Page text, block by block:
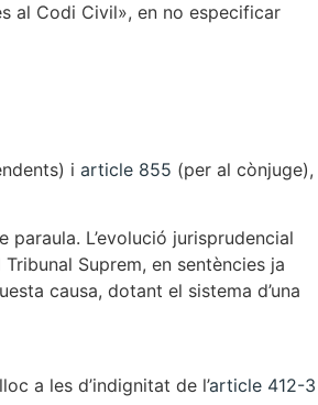
al Codi Civil», en no especificar
i article 855 (per al cònjuge),
L’evolució jurisprudencial
Tribunal Suprem, en sentències ja
causa, dotant el sistema d’una
a les d’indignitat de l’article 412-3